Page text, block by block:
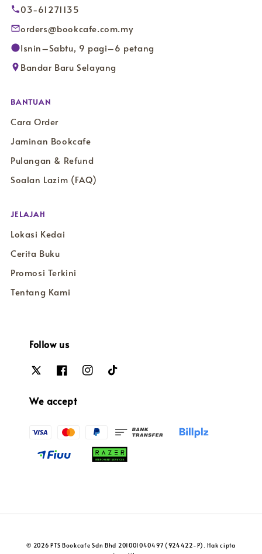
03-61271135
orders@bookcafe.com.my
Isnin–Sabtu, 9 pagi–6 petang
Bandar Baru Selayang
BANTUAN
Cara Order
Jaminan Bookcafe
Pulangan & Refund
Soalan Lazim (FAQ)
JELAJAH
Lokasi Kedai
Cerita Buku
Promosi Terkini
Tentang Kami
Follow us
We accept
© 2026 PTS Bookcafe Sdn Bhd 201001040497 (924422-P). Hak cipta